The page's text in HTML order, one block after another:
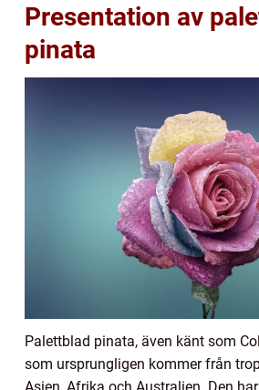
Presentation av
pinata
Palettblad pinata, även känt som
som ursprungligen kommer från